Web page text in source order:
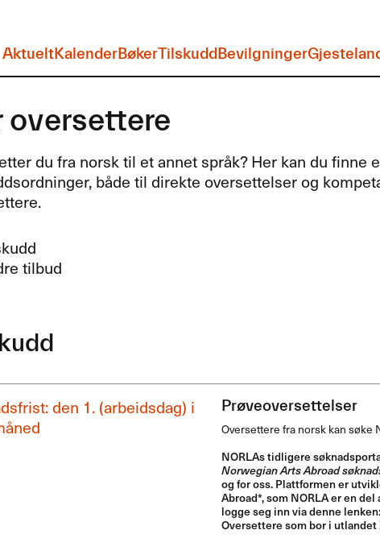
AktueltKalenderBøkerTilskuddBevilgninger
oversettere
du fra norsk til et annet språk? Her kan du finne
både til direkte oversettelser og
tilbud
den 1. (arbeidsdag) i
Prøveoversettelser
Oversettere fra norsk kan søke
NORLAs tidligere
Norwegian Arts Abroad
og for oss. Plattformen er
Abroad*, somNORLAer en del
logge seg inn via denne
Oversettere som bor i